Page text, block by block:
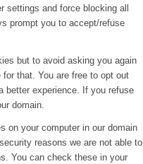
settings and force blocking all
prompt you to accept/refuse
but to avoid asking you again
that. You are free to opt out
better experience. If you refuse
domain.
on your computer in our domain
reasons we are not able to
You can check these in your